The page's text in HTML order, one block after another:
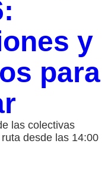
y
para
las colectivas
desde las 14:00